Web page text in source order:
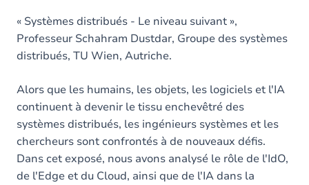
« Systèmes distribués - Le niveau suivant »,
Professeur Schahram Dustdar, Groupe des systèmes
distribués, TU Wien, Autriche.
Alors que les humains, les objets, les logiciels et l'IA
continuent à devenir le tissu enchevêtré des
systèmes distribués, les ingénieurs systèmes et les
chercheurs sont confrontés à de nouveaux défis.
Dans cet exposé, nous avons analysé le rôle de l'IdO,
de l'Edge et du Cloud, ainsi que de l'IA dans la